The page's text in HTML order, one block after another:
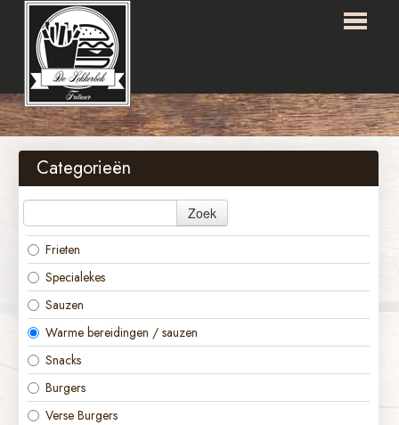
HOME
BESTELLEN
MENU
OVER ONS
LOGIN
CONTACT
Categorieën
Zoek
Frieten
Specialekes
Sauzen
Warme bereidingen / sauzen
Snacks
Burgers
Verse Burgers